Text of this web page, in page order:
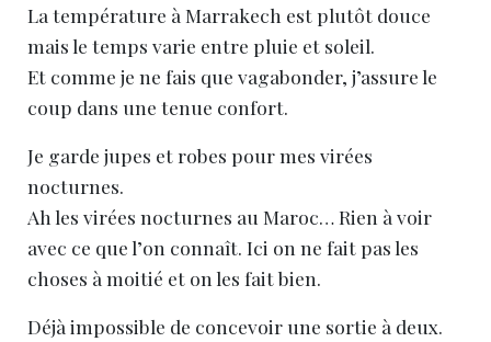
La température à Marrakech est plutôt douce
mais le temps varie entre pluie et soleil.
Et comme je ne fais que vagabonder, j’assure le
coup dans une tenue confort.
Je garde jupes et robes pour mes virées
nocturnes.
Ah les virées nocturnes au Maroc… Rien à voir
avec ce que l’on connaît. Ici on ne fait pas les
choses à moitié et on les fait bien.
Déjà impossible de concevoir une sortie à deux.